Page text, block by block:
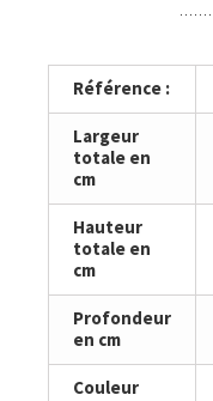
Référence :
Largeur
totale en
cm
Hauteur
totale en
cm
Profondeur
en cm
Couleur